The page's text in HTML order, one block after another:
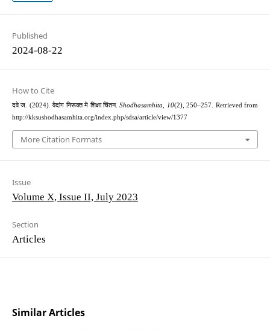
Published
2024-08-22
How to Cite
दवे ज. (2024). वेदांग निरूक्त में शिक्षा चिंतन.Shodhasamhita, 10(2), 250–257. Retrieved from
http://kksushodhasamhita.org/index.php/sdsa/article/view/1377
More Citation Formats
Issue
Volume X, Issue II, July 2023
Section
Articles
Similar Articles